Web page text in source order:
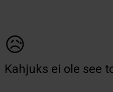
😥
Kahjuks ei ole see